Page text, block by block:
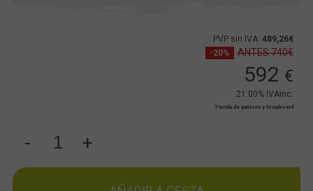
PVP sin IVA:489,26€
-20%
ANTES 740€
592 €
21.00% IVAinc.
Tienda de patines y longboard
- +